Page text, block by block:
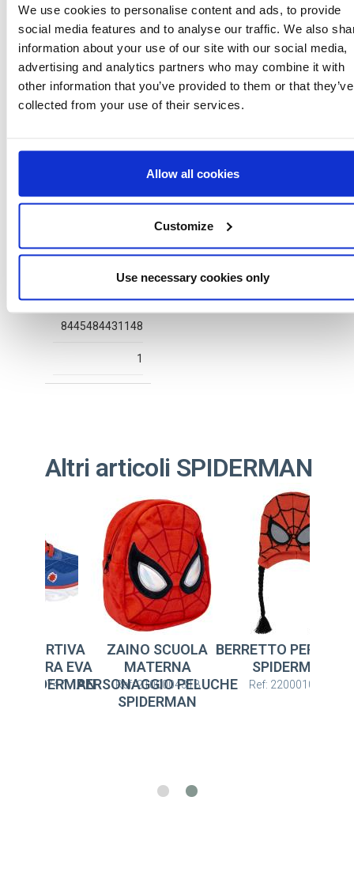
We use cookies to personalise content and ads, to provide
social media features and to analyse our traffic. We also
information about your use of our site with our social media,
advertising and analytics partners who may combine it with
other information that you’ve provided to them or that they’ve
collected from your use of their services.
Allow all cookies
Customize
Use necessary cookies only
WHITE
8445484431131
8445484431148
1
Altri articoli SPIDERMAN
SPORTIVA
EVA
SPIDERMAN
2300006747
ZAINO SCUOLA
MATERNA
PERSONAGGIO PELUCHE
SPIDERMAN
Ref: 2100004318
BERRETTO
SPIDERMAN
Ref: 2200010562